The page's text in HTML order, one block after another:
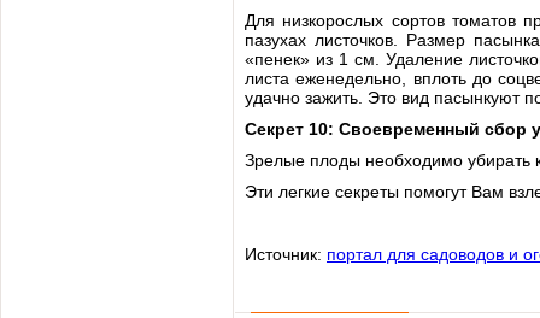
Для низкорослых сортов томатов
пазухах листочков. Размер
«пенек» из 1 см. Удаление
листа еженедельно, вплоть до
удачно зажить. Это вид пасынкуют
Секрет 10: Своевременный сбор
Зрелые плоды необходимо убирать
Эти легкие секреты помогут Вам
Источник: портал для садоводов и